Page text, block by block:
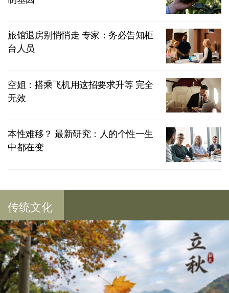
旅馆退房别悄悄走 专家：务必告知柜
台人员
空姐：搭乘飞机用这招要求升等 完全
无效
本性难移？ 最新研究：人的个性一生
中都在变
传统文化